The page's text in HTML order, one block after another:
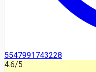
5547991743228
4.6/5